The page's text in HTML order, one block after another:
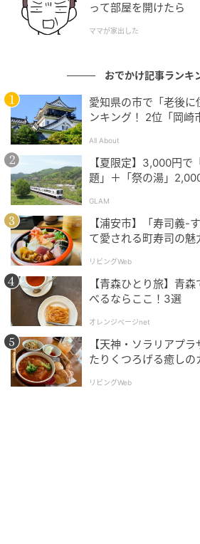
しまれている「金神社（こがねじ
りしませんか。起源は135年と伝
と）」。慈悲深い命の功績を慕っ
運・金運招福、商売繁盛にご神徳
てきました。
あざやかな朱塗りの本殿
大きな金色の鳥居をくぐって境内
したら、境内を散策したり、願い
って部屋を開けたら
ママが家出した
おでかけ記事ランキ
愛知県の市で「老後
ンキング！ 2位「岡崎
All About
【夏限定】3,000円で
題」＋「祭の湯」
光
GLAM
【浦安市】「寿司義-
て愛される町寿司の魅
リビングWeb
【青森ひとり旅】青
べるならここ！3選
オレンジページnet
【天神・ソラリアプ
たりくつろげる癒しの
リビングWeb